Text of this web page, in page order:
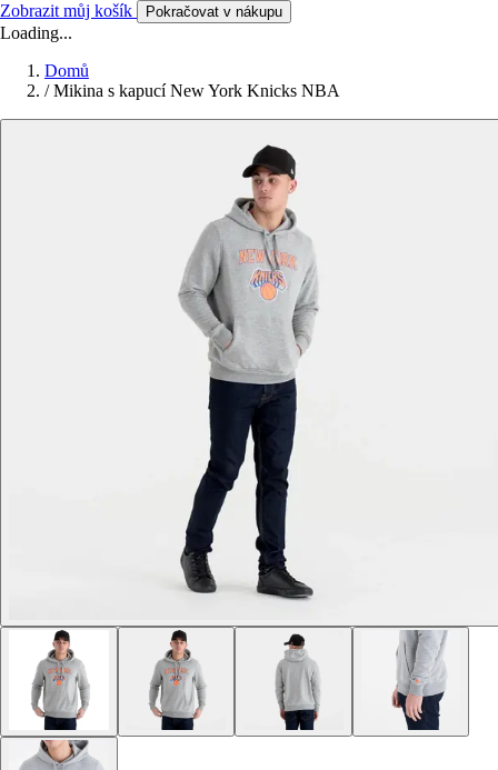
Zobrazit můj košík Pokračovat v nákupu
Loading...
Domů
/ Mikina s kapucí New York Knicks NBA